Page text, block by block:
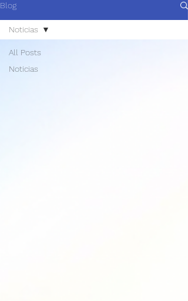
Blog
All Posts
Noticias
Noticias